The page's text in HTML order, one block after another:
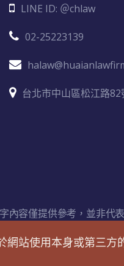
站使用本身或第三
LINE ID: ＠chlaw
02-25223139
台北市中山區松江路82
內容僅提供參考，並非代
懷安法律事務所